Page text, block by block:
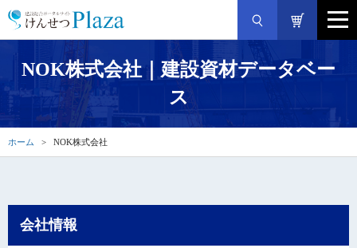
NOK株式会社｜建設資材データベー
ス
ホーム NOK株式会社
会社情報